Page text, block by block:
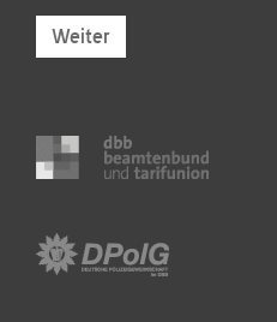
Weiter